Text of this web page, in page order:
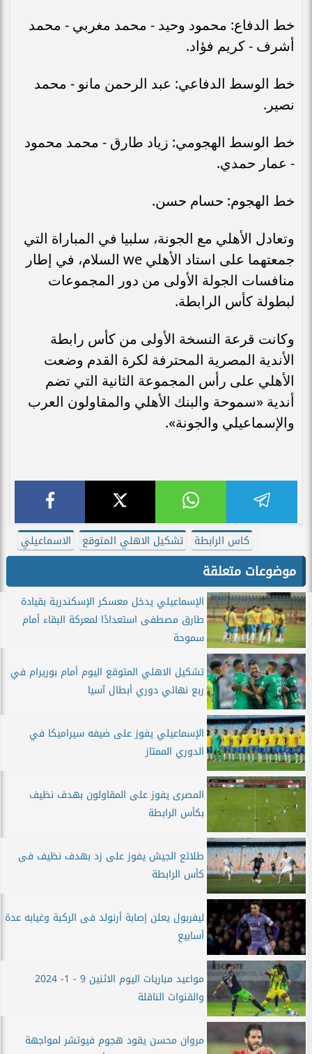
خط الدفاع: محمود وحيد - محمد مغربي - محمد
أشرف - كريم فؤاد.
خط الوسط الدفاعي: عبد الرحمن مانو - محمد
نصير.
خط الوسط الهجومي: زياد طارق - محمد محمود
- عمار حمدي.
خط الهجوم: حسام حسن.
وتعادل الأهلي مع الجونة، سلبيا في المباراة التي
جمعتهما على استاد الأهلي ‏we‏ السلام، في إطار
منافسات الجولة الأولى من دور المجموعات
لبطولة كأس الرابطة.
وكانت قرعة النسخة الأولى من كأس رابطة
الأندية المصرية المحترفة لكرة القدم وضعت
الأهلي على رأس المجموعة الثانية التي تضم
أندية «سموحة ‏والبنك الأهلي والمقاولون العرب
والإسماعيلي والجونة».
كاس الرابطة تشكيل الاهلي المتوقع الاسماعيلي
موضوعات متعلقة
الإسماعيلي يدخل معسكر الإسكندرية بقيادة
طارق مصطفى استعدادًا لمعركة البقاء أمام
سموحة
تشكيل الاهلي المتوقع اليوم أمام بوريرام في
ربع نهائي دوري أبطال آسيا
الإسماعيلي يفوز على ضيفه سيراميكا في
الدوري الممتاز
المصرى يفوز على المقاولون بهدف نظيف
بكأس الرابطة
طلائع الجيش يفوز على زد بهدف نظيف فى
كأس الرابطة
ليفربول يعلن إصابة أرنولد فى الركبة وغيابه عدة
أسابيع
مواعيد مباريات اليوم الاثنين 9 - 1- 2024
والقنوات الناقلة
مروان محسن يقود هجوم فيوتشر لمواجهة